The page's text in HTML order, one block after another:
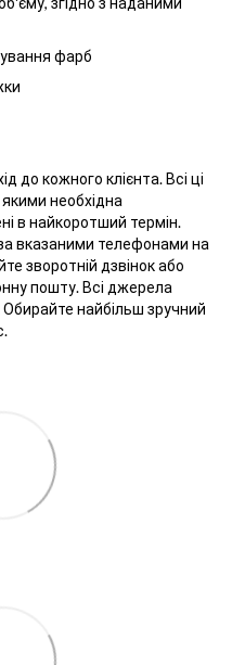
фарб
до кожного клієнта. Всі ці
необхідна
в найкоротший термін.
вказаними телефонами на
зворотній дзвінок або
пошту. Всі джерела
Обирайте найбільш зручний